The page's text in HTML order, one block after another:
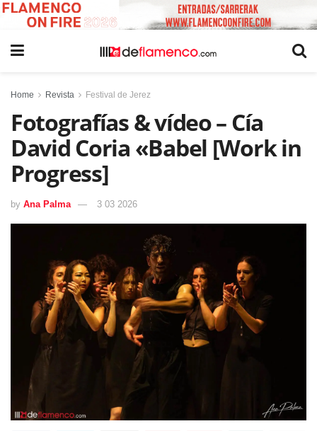
Home Revista Festival de Jerez
Fotografías & vídeo – Cía
David Coria «Babel [Work in
Progress]
by Ana Palma 3 03 2026